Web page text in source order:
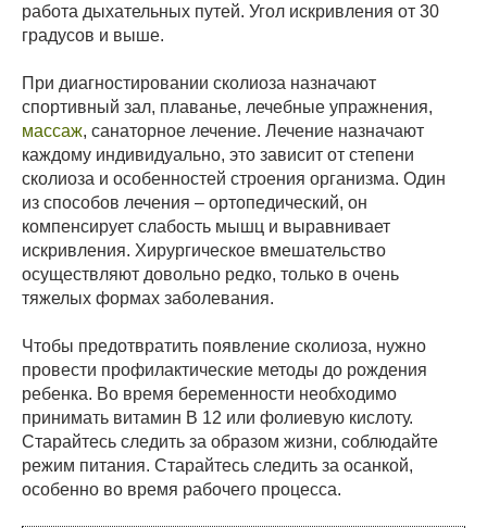
работа дыхательных путей. Угол искривления от 30
градусов и выше.
При диагностировании сколиоза назначают
спортивный зал, плаванье, лечебные упражнения,
массаж, санаторное лечение. Лечение назначают
каждому индивидуально, это зависит от степени
сколиоза и особенностей строения организма. Один
из способов лечения – ортопедический, он
компенсирует слабость мышц и выравнивает
искривления. Хирургическое вмешательство
осуществляют довольно редко, только в очень
тяжелых формах заболевания.
Чтобы предотвратить появление сколиоза, нужно
провести профилактические методы до рождения
ребенка. Во время беременности необходимо
принимать витамин В 12 или фолиевую кислоту.
Старайтесь следить за образом жизни, соблюдайте
режим питания. Старайтесь следить за осанкой,
особенно во время рабочего процесса.